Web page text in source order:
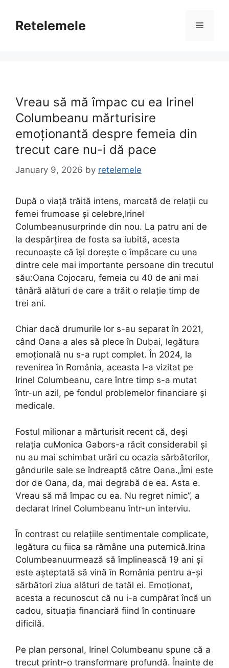
contentRetelemele Menu
Vreau să mă împac cu ea Irinel
Columbeanu mărturisire
emoționantă despre femeia din
trecut care nu-i dă pace
January 9, 2026 by retelemele
După o viață trăită intens, marcată de relații cu
femei frumoase și celebre,Irinel
Columbeanusurprinde din nou. La patru ani de
la despărțirea de fosta sa iubită, acesta
recunoaște că își dorește o împăcare cu una
dintre cele mai importante persoane din trecutul
său:Oana Cojocaru, femeia cu 40 de ani mai
tânără alături de care a trăit o relație timp de
trei ani.
Chiar dacă drumurile lor s-au separat în 2021,
când Oana a ales să plece în Dubai, legătura
emoțională nu s-a rupt complet. În 2024, la
revenirea în România, aceasta l-a vizitat pe
Irinel Columbeanu, care între timp s-a mutat
într-un azil, pe fondul problemelor financiare și
medicale.
Fostul milionar a mărturisit recent că, deși
relația cuMonica Gabors-a răcit considerabil și
nu au mai schimbat urări cu ocazia sărbătorilor,
gândurile sale se îndreaptă către Oana.„Îmi este
dor de Oana, da, mai degrabă de ea. Asta e.
Vreau să mă împac cu ea. Nu regret nimic”, a
declarat Irinel Columbeanu într-un interviu.
În contrast cu relațiile sentimentale complicate,
legătura cu fiica sa rămâne una puternică.Irina
Columbeanuurmează să împlinească 19 ani și
este așteptată să vină în România pentru a-și
sărbători ziua alături de tatăl ei. Emoționat,
acesta a recunoscut că nu i-a cumpărat încă un
cadou, situația financiară fiind în continuare
dificilă.
Pe plan personal, Irinel Columbeanu spune că a
trecut printr-o transformare profundă. Înainte de